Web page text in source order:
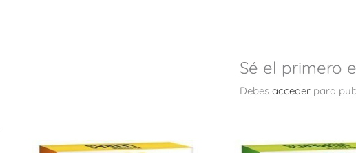
Sé el primero
Debes acceder para